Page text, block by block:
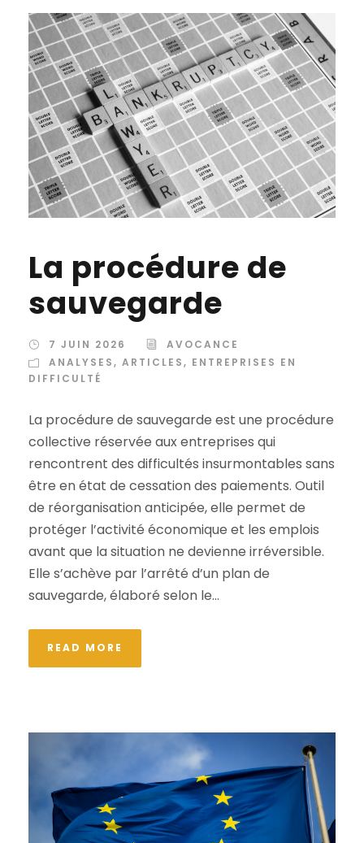
La procédure de
sauvegarde
7 JUIN 2026
AVOCANCE
ANALYSES, ARTICLES, ENTREPRISES EN
DIFFICULTÉ
La procédure de sauvegarde est une procédure
collective réservée aux entreprises qui
rencontrent des difficultés insurmontables sans
être en état de cessation des paiements. Outil
de réorganisation anticipée, elle permet de
protéger l’activité économique et les emplois
avant que la situation ne devienne irréversible.
Elle s’achève par l’arrêté d’un plan de
sauvegarde, élaboré selon le...
READ MORE